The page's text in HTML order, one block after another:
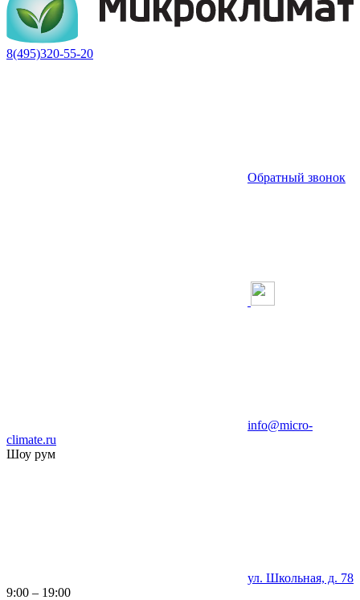
8(495)320-55-20
Обратный звонок
info@micro-
climate.ru
Шоу рум
ул. Школьная, д. 78
9:00 – 19:00